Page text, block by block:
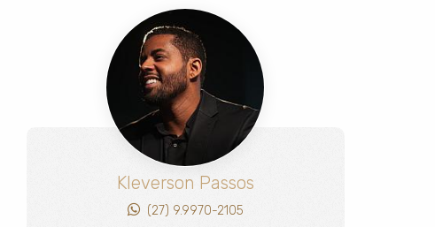
Kleverson Passos
(27) 9.9970-2105